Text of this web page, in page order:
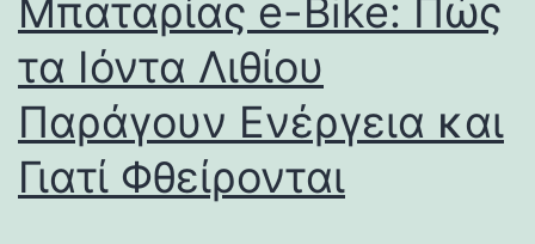
Μπαταρίας e-Bike: Πώς
τα Ιόντα Λιθίου
Παράγουν Ενέργεια και
Γιατί Φθείρονται